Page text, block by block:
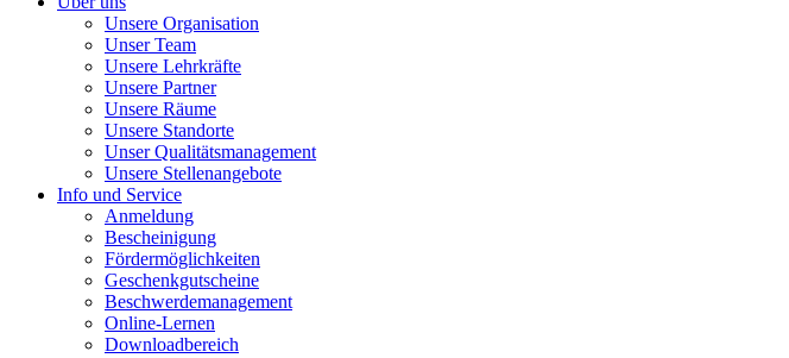
Unsere Organisation
Unser Team
Unsere Lehrkräfte
Unsere Partner
Unsere Räume
Unsere Standorte
Unser Qualitätsmanagement
Unsere Stellenangebote
Info und Service
Anmeldung
Bescheinigung
Fördermöglichkeiten
Geschenkgutscheine
Beschwerdemanagement
Online-Lernen
Downloadbereich